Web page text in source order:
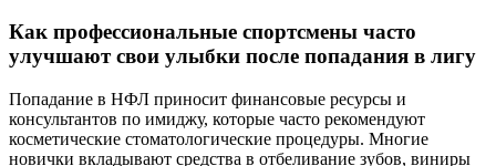
Как профессиональные спортсмены часто
улучшают свои улыбки после попадания в лигу
Попадание в НФЛ приносит финансовые ресурсы и
консультантов по имиджу, которые часто рекомендуют
косметические стоматологические процедуры. Многие
новички вкладывают средства в отбеливание зубов, виниры